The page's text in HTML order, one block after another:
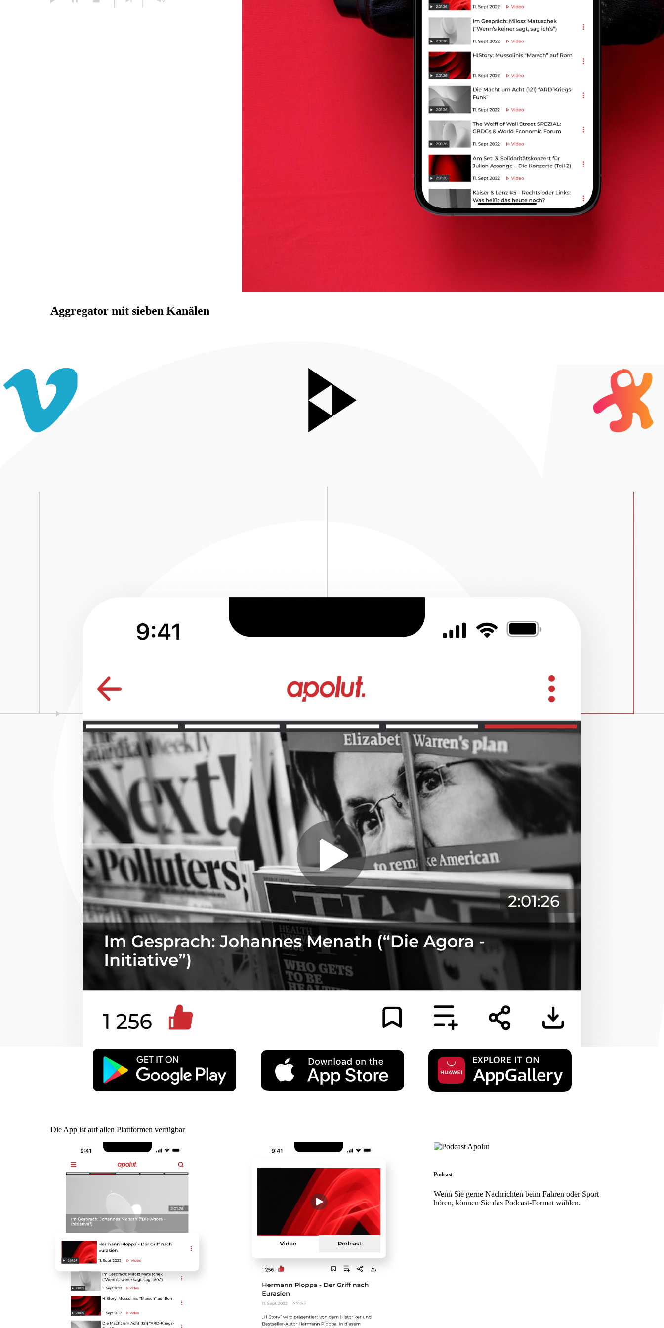
Aggregator mit sieben Kanälen
Die App ist auf allen Plattformen verfügbar
Podcast
Wenn Sie gerne Nachrichten beim Fahren oder Sport
hören, können Sie das Podcast-Format wählen.